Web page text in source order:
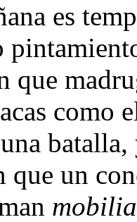
es
que
como
que un